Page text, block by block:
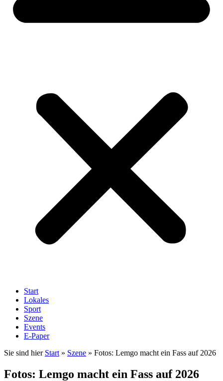
Start
Lokales
Sport
Szene
Events
E-Paper
Sie sind hier Start » Szene » Fotos: Lemgo macht ein Fass auf 2026
Fotos: Lemgo macht ein Fass auf 2026